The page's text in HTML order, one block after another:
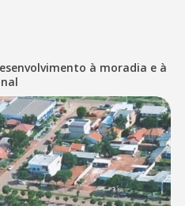
à moradia e à